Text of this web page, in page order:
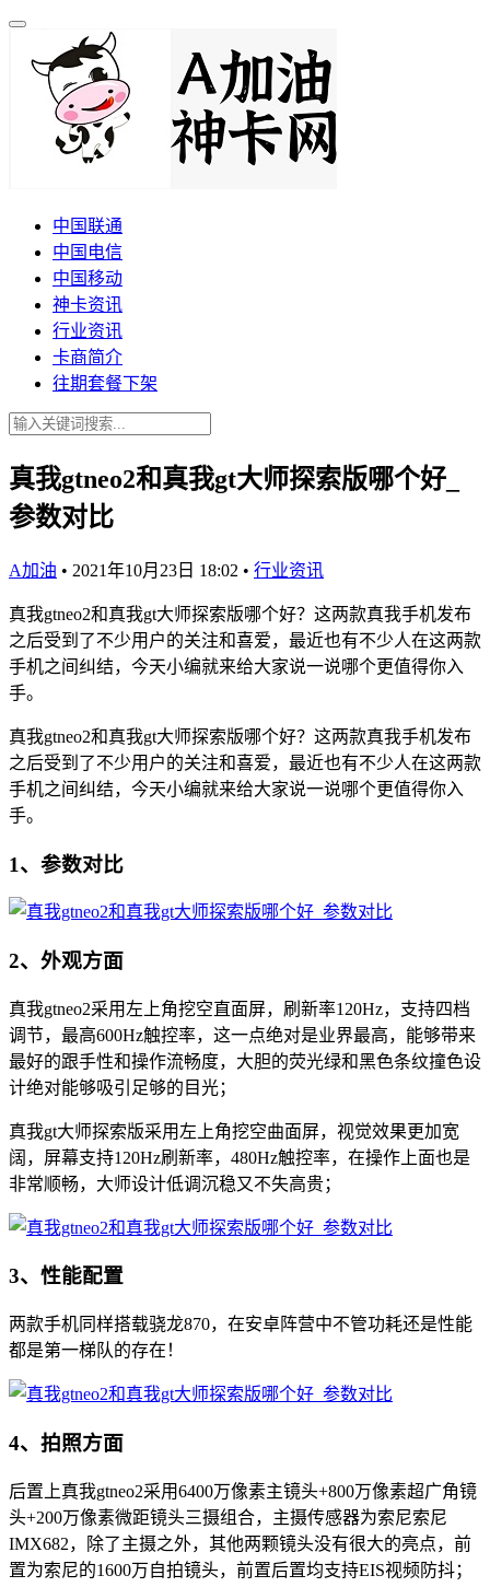
中国联通
中国电信
中国移动
神卡资讯
行业资讯
卡商简介
往期套餐下架
真我gtneo2和真我gt大师探索版哪个好_
参数对比
A加油 • 2021年10月23日 18:02 • 行业资讯
真我gtneo2和真我gt大师探索版哪个好？这两款真我手机发布
之后受到了不少用户的关注和喜爱，最近也有不少人在这两款
手机之间纠结，今天小编就来给大家说一说哪个更值得你入
手。
真我gtneo2和真我gt大师探索版哪个好？这两款真我手机发布
之后受到了不少用户的关注和喜爱，最近也有不少人在这两款
手机之间纠结，今天小编就来给大家说一说哪个更值得你入
手。
1、参数对比
2、外观方面
真我gtneo2采用左上角挖空直面屏，刷新率120Hz，支持四档
调节，最高600Hz触控率，这一点绝对是业界最高，能够带来
最好的跟手性和操作流畅度，大胆的荧光绿和黑色条纹撞色设
计绝对能够吸引足够的目光；
真我gt大师探索版采用左上角挖空曲面屏，视觉效果更加宽
阔，屏幕支持120Hz刷新率，480Hz触控率，在操作上面也是
非常顺畅，大师设计低调沉稳又不失高贵；
3、性能配置
两款手机同样搭载骁龙870，在安卓阵营中不管功耗还是性能
都是第一梯队的存在！
4、拍照方面
后置上真我gtneo2采用6400万像素主镜头+800万像素超广角镜
头+200万像素微距镜头三摄组合，主摄传感器为索尼索尼
IMX682，除了主摄之外，其他两颗镜头没有很大的亮点，前
置为索尼的1600万自拍镜头，前置后置均支持EIS视频防抖；